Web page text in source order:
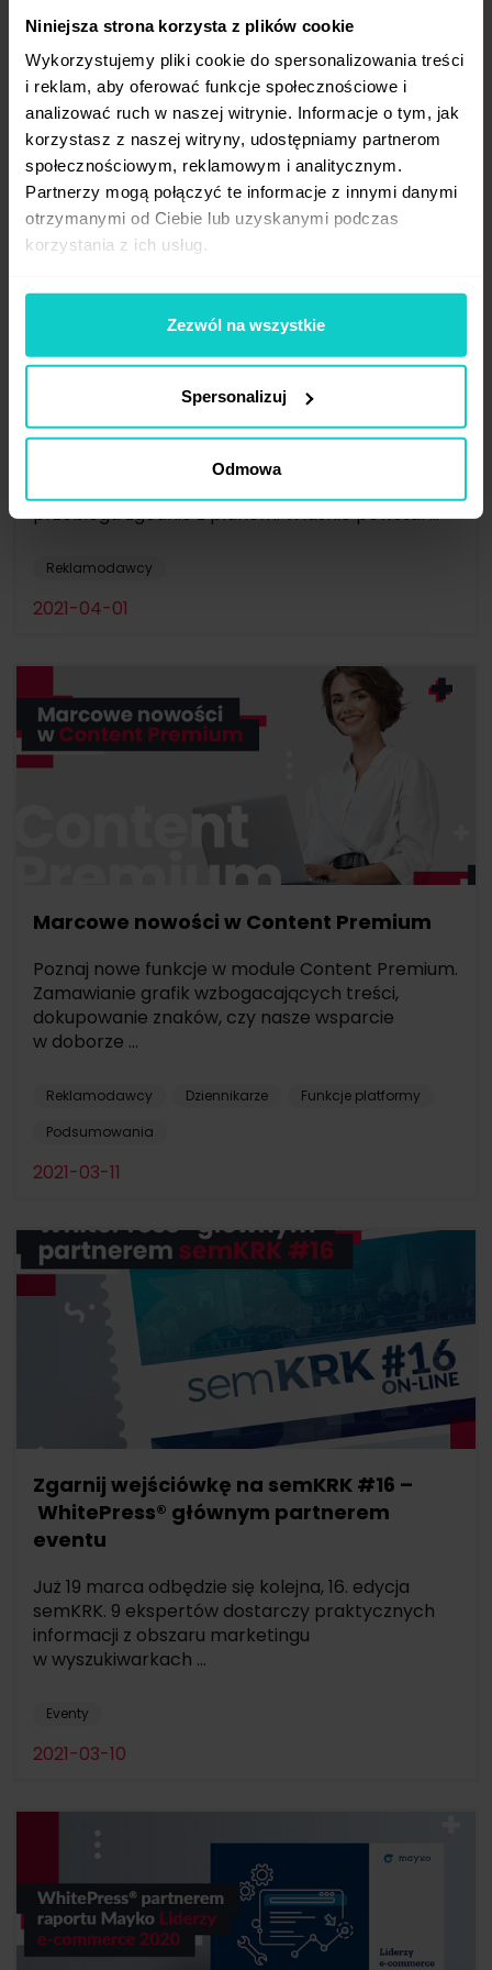
Niniejsza strona korzysta z plików cookie
Wykorzystujemy pliki cookie do spersonalizowania treści
i reklam, aby oferować funkcje społecznościowe i
analizować ruch w naszej witrynie. Informacje o tym, jak
korzystasz z naszej witryny, udostępniamy partnerom
społecznościowym, reklamowym i analitycznym.
Partnerzy mogą połączyć te informacje z innymi danymi
otrzymanymi od Ciebie lub uzyskanymi podczas
korzystania z ich usług.
Zezwól na wszystkie
Spersonalizuj
Odmowa
2021-04-14
Egzotyczne podboje WhitePress
- startujemy z oddziałem w Dubaju
(Prima Aprilis!)
Proces ekspansji na kolejne państwa
przebiega zgodnie z planem. Własnie powstał ...
Reklamodawcy
2021-04-01
Marcowe nowości w Content Premium
Poznaj nowe funkcje w module Content Premium.
Zamawianie grafik wzbogacających treści,
dokupowanie znaków, czy nasze wsparcie
w doborze ...
Reklamodawcy Dziennikarze
Funkcje platformy
Podsumowania
2021-03-11
Zgarnij wejściówkę na semKRK #16 –
WhitePress® głównym partnerem
eventu
Już 19 marca odbędzie się kolejna, 16. edycja
semKRK. 9 ekspertów dostarczy praktycznych
informacji z obszaru marketingu
w wyszukiwarkach ...
Eventy
2021-03-10